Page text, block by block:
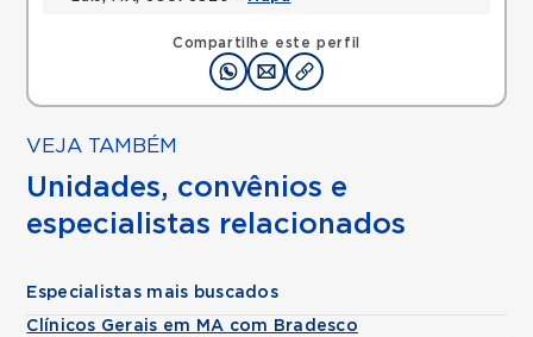
Compartilhe este perfil
VEJA TAMBÉM
Unidades, convênios e
especialistas relacionados
Especialistas mais buscados
Clínicos Gerais em MA com Bradesco